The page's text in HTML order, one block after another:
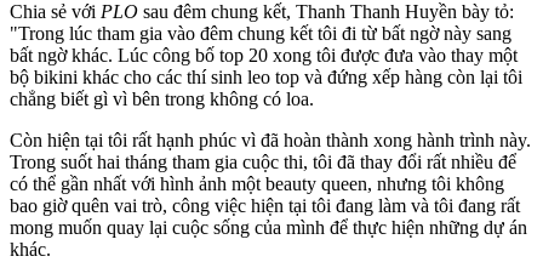
Chia sẻ với PLO sau đêm chung kết, Thanh Thanh Huyền bày tỏ:
"Trong lúc tham gia vào đêm chung kết tôi đi từ bất ngờ này sang
bất ngờ khác. Lúc công bố top 20 xong tôi được đưa vào thay một
bộ bikini khác cho các thí sinh leo top và đứng xếp hàng còn lại tôi
chẳng biết gì vì bên trong không có loa.
Còn hiện tại tôi rất hạnh phúc vì đã hoàn thành xong hành trình này.
Trong suốt hai tháng tham gia cuộc thi, tôi đã thay đổi rất nhiều để
có thể gần nhất với hình ảnh một beauty queen, nhưng tôi không
bao giờ quên vai trò, công việc hiện tại tôi đang làm và tôi đang rất
mong muốn quay lại cuộc sống của mình để thực hiện những dự án
khác.